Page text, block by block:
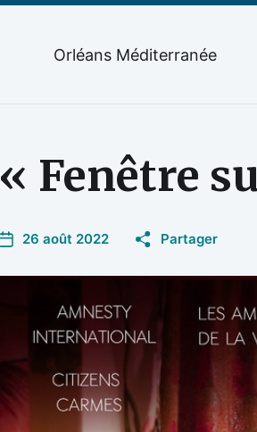
Orléans Méditerranée
« Fenêtre
26 août 2022 Partager